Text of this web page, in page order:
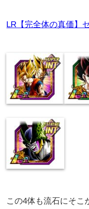
LR【完全体の真価】
この4体も流石にそこ